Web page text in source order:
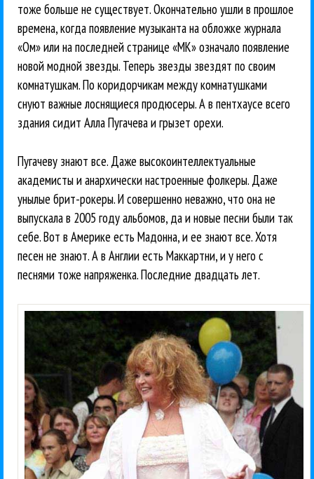
тоже больше не существует. Окончательно ушли в прошлое
времена, когда появление музыканта на обложке журнала
«Ом» или на последней странице «МК» означало появление
новой модной звезды. Теперь звезды звездят по своим
комнатушкам. По коридорчикам между комнатушками
снуют важные лоснящиеся продюсеры. А в пентхаусе всего
здания сидит Алла Пугачева и грызет орехи.
Пугачеву знают все. Даже высокоинтеллектуальные
академисты и анархически настроенные фолкеры. Даже
унылые брит-рокеры. И совершенно неважно, что она не
выпускала в 2005 году альбомов, да и новые песни были так
себе. Вот в Америке есть Мадонна, и ее знают все. Хотя
песен не знают. А в Англии есть Маккартни, и у него с
песнями тоже напряженка. Последние двадцать лет.